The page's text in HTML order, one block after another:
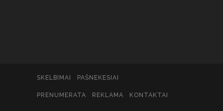
SKELBIMAI PAŠNEKESIAI
PRENUMERATA REKLAMA KONTAKTAI